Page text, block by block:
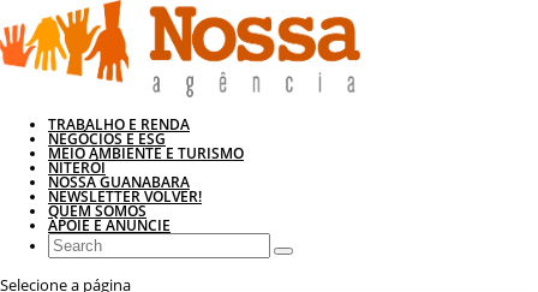
TRABALHO E RENDA
NEGÓCIOS E ESG
MEIO AMBIENTE E TURISMO
NITERÓI
NOSSA GUANABARA
NEWSLETTER VOLVER!
QUEM SOMOS
APOIE E ANUNCIE
Selecione a página